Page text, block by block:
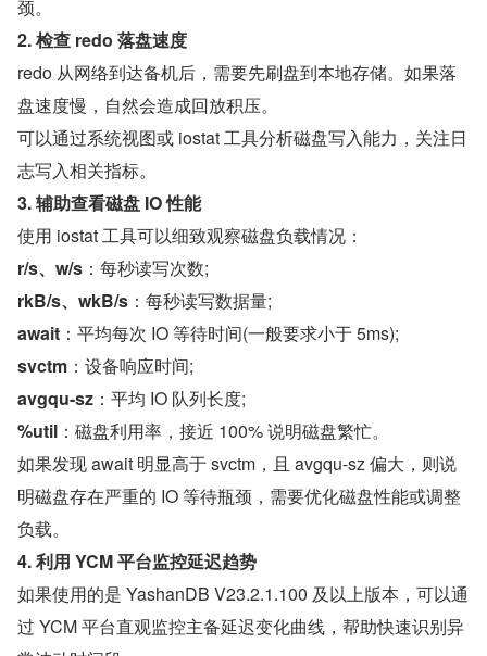
颈。
2. 检查 redo 落盘速度
redo 从网络到达备机后，需要先刷盘到本地存储。如果落
盘速度慢，自然会造成回放积压。
可以通过系统视图或 iostat 工具分析磁盘写入能力，关注日
志写入相关指标。
3. 辅助查看磁盘 IO 性能
使用 iostat 工具可以细致观察磁盘负载情况：
r/s、w/s ：每秒读写次数;
rkB/s、wkB/s ：每秒读写数据量;
await ：平均每次 IO 等待时间(一般要求小于 5ms);
svctm ：设备响应时间;
avgqu-sz ：平均 IO 队列长度;
%util ：磁盘利用率，接近 100% 说明磁盘繁忙。
如果发现 await 明显高于 svctm，且 avgqu-sz 偏大，则说
明磁盘存在严重的 IO 等待瓶颈，需要优化磁盘性能或调整
负载。
4. 利用 YCM 平台监控延迟趋势
如果使用的是 YashanDB V23.2.1.100 及以上版本，可以通
过 YCM 平台直观监控主备延迟变化曲线，帮助快速识别异